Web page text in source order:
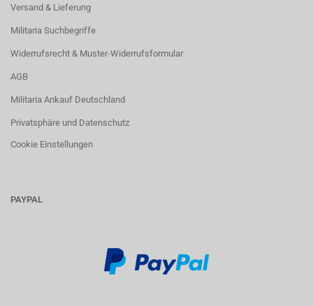
Versand & Lieferung
Militaria Suchbegriffe
Widerrufsrecht & Muster-Widerrufsformular
AGB
Militaria Ankauf Deutschland
Privatsphäre und Datenschutz
Cookie Einstellungen
PAYPAL